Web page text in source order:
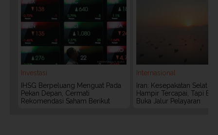
Investasi
IHSG Berpeluang Menguat Pada
Pekan Depan, Cermati
Rekomendasi Saham Berikut
Internasional
Iran: Kesepakatan Selat
Hampir Tercapai, Tapi
Buka Jalur Pelayaran